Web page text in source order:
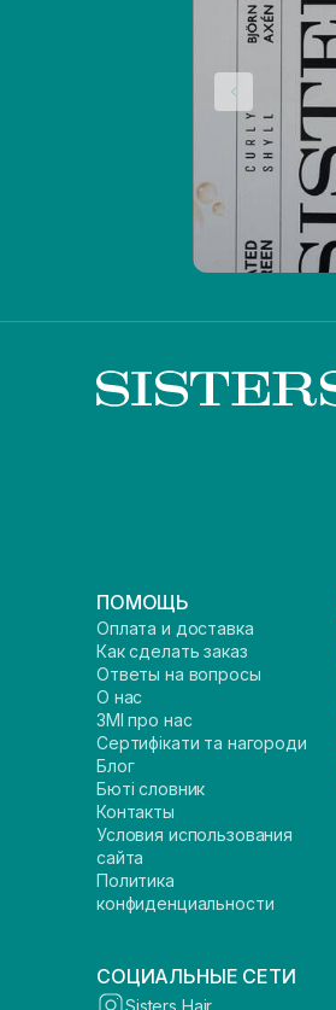
ПОМОЩЬ
Оплата и доставка
Как сделать заказ
Ответы на вопросы
О нас
ЗМІ про нас
Сертифікати та нагороди
Блог
Бюті словник
Контакты
Условия использования
сайта
Политика
конфиденциальности
СОЦИАЛЬНЫЕ СЕТИ
Sisters Hair